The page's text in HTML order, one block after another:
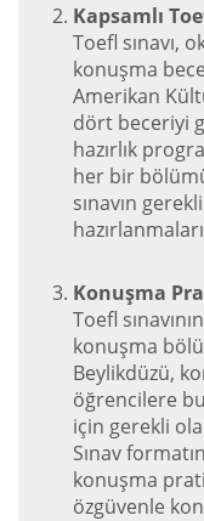
Kapsamlı
Toefl sınavı,
konuşma
Amerikan
dört beceriyi
hazırlık
her bir
sınavın
Konuşma
Toefl
konuşma
Beylikdüzü,
öğrencilere
için gerekli
Sınav
konuşma
özgüvenle